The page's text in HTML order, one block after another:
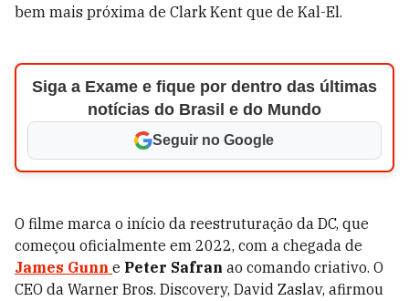
bem mais próxima de Clark Kent que de Kal-El.
Siga a Exame e fique por dentro das últimas
notícias do Brasil e do Mundo
Seguir no Google
O filme marca o início da reestruturação da DC, que
começou oficialmente em 2022, com a chegada de
James Gunn e Peter Safran ao comando criativo. O
CEO da Warner Bros. Discovery, David Zaslav, afirmou